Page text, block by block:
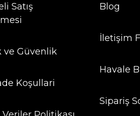
Satış
ve Güvenlik
Koşullari
Blog
İletişim
Havale
Sipariş